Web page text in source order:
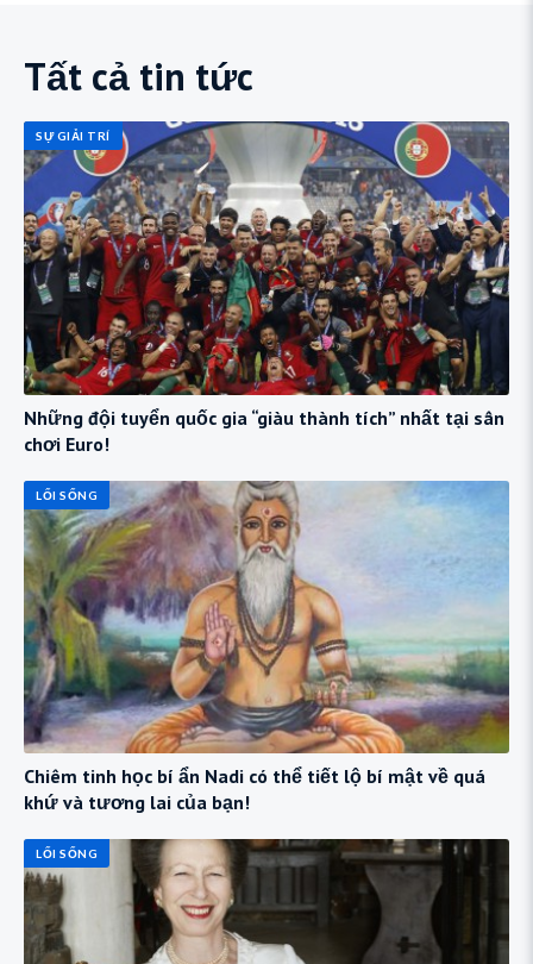
Tất cả tin tức
SỰ GIẢI TRÍ
Những đội tuyển quốc gia “giàu thành tích” nhất tại sân
chơi Euro!
LỐI SỐNG
Chiêm tinh học bí ẩn Nadi có thể tiết lộ bí mật về quá
khứ và tương lai của bạn!
LỐI SỐNG